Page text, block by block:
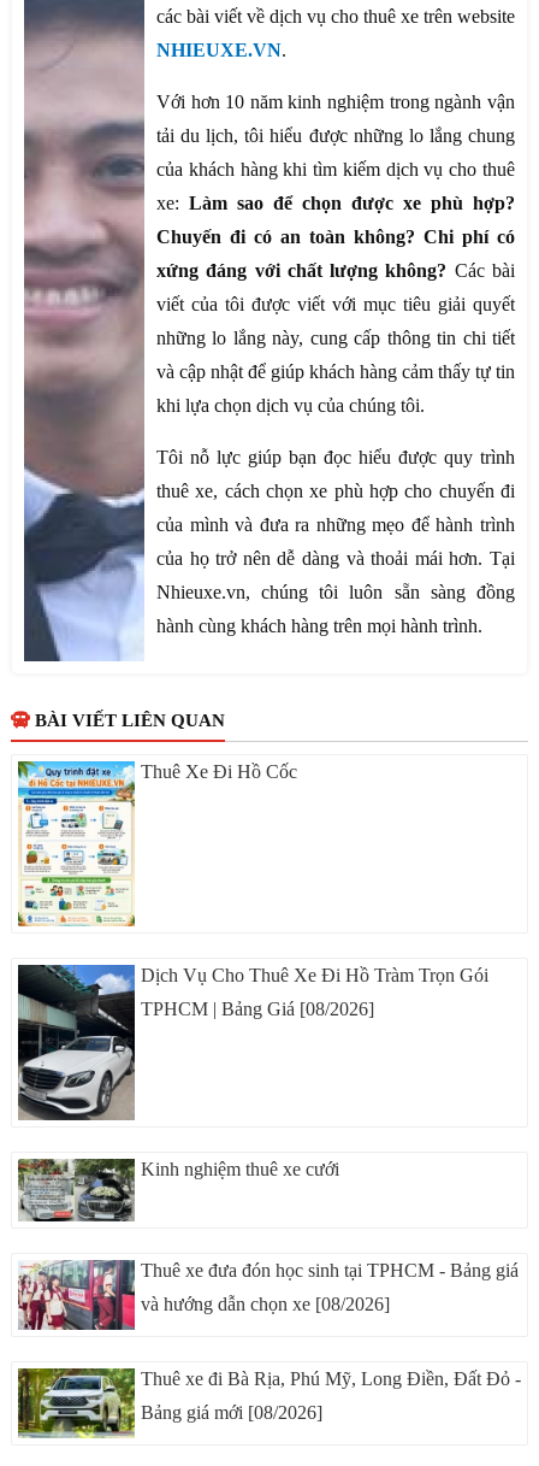
các bài viết về dịch vụ cho thuê xe trên website
NHIEUXE.VN.
Với hơn 10 năm kinh nghiệm trong ngành vận
tải du lịch, tôi hiểu được những lo lắng chung
của khách hàng khi tìm kiếm dịch vụ cho thuê
xe: Làm sao để chọn được xe phù hợp?
Chuyến đi có an toàn không? Chi phí có
xứng đáng với chất lượng không? Các bài
viết của tôi được viết với mục tiêu giải quyết
những lo lắng này, cung cấp thông tin chi tiết
và cập nhật để giúp khách hàng cảm thấy tự tin
khi lựa chọn dịch vụ của chúng tôi.
Tôi nỗ lực giúp bạn đọc hiểu được quy trình
thuê xe, cách chọn xe phù hợp cho chuyến đi
của mình và đưa ra những mẹo để hành trình
của họ trở nên dễ dàng và thoải mái hơn. Tại
Nhieuxe.vn, chúng tôi luôn sẵn sàng đồng
hành cùng khách hàng trên mọi hành trình.
BÀI VIẾT LIÊN QUAN
Thuê Xe Đi Hồ Cốc
Dịch Vụ Cho Thuê Xe Đi Hồ Tràm Trọn Gói
TPHCM | Bảng Giá [08/2026]
Kinh nghiệm thuê xe cưới
Thuê xe đưa đón học sinh tại TPHCM - Bảng giá
và hướng dẫn chọn xe [08/2026]
Thuê xe đi Bà Rịa, Phú Mỹ, Long Điền, Đất Đỏ -
Bảng giá mới [08/2026]